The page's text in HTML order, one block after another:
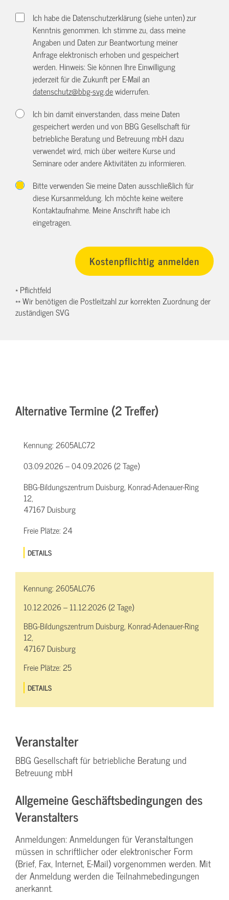
Ich habe die Datenschutzerklärung (siehe unten) zur
Kenntnis genommen. Ich stimme zu, dass meine
Angaben und Daten zur Beantwortung meiner
Anfrage elektronisch erhoben und gespeichert
werden. Hinweis: Sie können Ihre Einwilligung
jederzeit für die Zukunft per E-Mail an
datenschutz@bbg-svg.dewiderrufen.
Ich bin damit einverstanden, dass meine Daten
gespeichert werden und von BBG Gesellschaft für
betriebliche Beratung und Betreuung mbH dazu
verwendet wird, mich über weitere Kurse und
Seminare oder andere Aktivitäten zu informieren.
Bitte verwenden Sie meine Daten ausschließlich für
diese Kursanmeldung. Ich möchte keine weitere
Kontaktaufnahme. Meine Anschrift habe ich
eingetragen.
* Pflichtfeld
** Wir benötigen die Postleitzahl zur korrekten Zuordnung der
zuständigen SVG
Alternative Termine (2 Treffer)
Kennung:2605ALC72
03.09.2026 – 04.09.2026 (2 Tage)
BBG-Bildungszentrum Duisburg, Konrad-Adenauer-Ring
12,
47167 Duisburg
Freie Plätze:24
DETAILS
Kennung:2605ALC76
10.12.2026 – 11.12.2026 (2 Tage)
BBG-Bildungszentrum Duisburg, Konrad-Adenauer-Ring
12,
47167 Duisburg
Freie Plätze:25
DETAILS
Veranstalter
BBG Gesellschaft für betriebliche Beratung und
Betreuung mbH
Allgemeine Geschäftsbedingungen des
Veranstalters
Anmeldungen: Anmeldungen für Veranstaltungen
müssen in schriftlicher oder elektronischer Form
(Brief, Fax, Internet, E-Mail) vorgenommen werden. Mit
der Anmeldung werden die Teilnahme­bedingungen
anerkannt.